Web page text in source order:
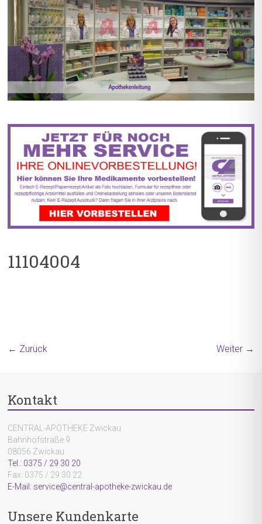
BIS ZU 55% RABATT AUF
REZEPTFREIE MEDIKAMENTE
5% TREUEBONUS MIT
KUNDENKARTE
11104004
← Zurück Weiter →
Kontakt
CENTRAL-APOTHEKE Zwickau
Bahnhofstraße 9
08056 Zwickau
Tel.: 0375 / 29 30 20
Fax: 0375 / 29 30 22
E-Mail: service@central-apotheke-zwickau.de
Unsere Kundenkarte